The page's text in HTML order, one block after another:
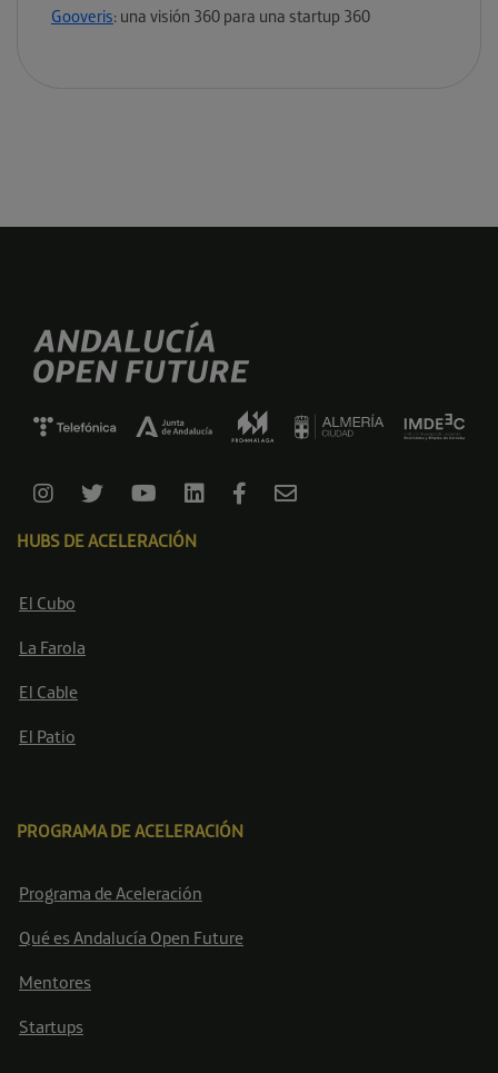
Gooveris: una visión 360 para una startup 360
HUBS DE ACELERACIÓN
El Cubo
La Farola
El Cable
El Patio
PROGRAMA DE ACELERACIÓN
Programa de Aceleración
Qué es Andalucía Open Future
Mentores
Startups